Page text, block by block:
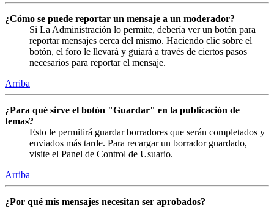
¿Cómo se puede reportar un mensaje a un moderador?
Si La Administración lo permite, debería ver un botón para
reportar mensajes cerca del mismo. Haciendo clic sobre el
botón, el foro le llevará y guiará a través de ciertos pasos
necesarios para reportar el mensaje.
Arriba
¿Para qué sirve el botón "Guardar" en la publicación de
temas?
Esto le permitirá guardar borradores que serán completados y
enviados más tarde. Para recargar un borrador guardado,
visite el Panel de Control de Usuario.
Arriba
¿Por qué mis mensajes necesitan ser aprobados?